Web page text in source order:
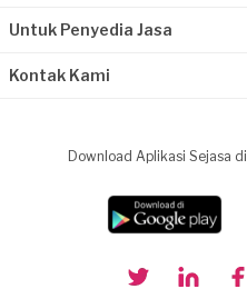
Untuk Penyedia Jasa
Kontak Kami
Download Aplikasi Sejasa di